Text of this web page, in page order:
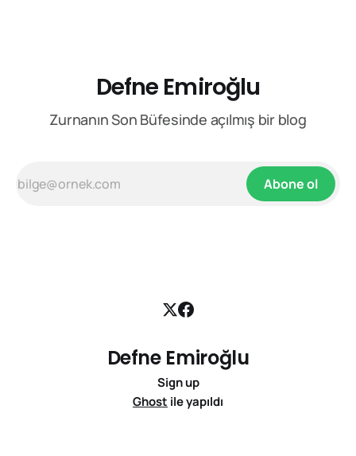
Defne Emiroğlu
Zurnanın Son Büfesinde açılmış bir blog
Abone ol
Defne Emiroğlu
Sign up
Ghost ile yapıldı